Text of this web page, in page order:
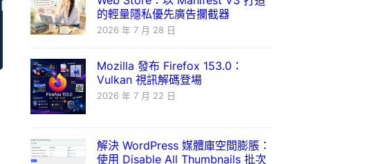
的輕量隱私優先廣告攔截器
2026 年 7 月 28 日
Mozilla 發布 Firefox 153.0：
Vulkan 視訊解碼登場
2026 年 7 月 22 日
解決 WordPress 媒體庫空間膨脹：
使用 Disable All Thumbnails 批次